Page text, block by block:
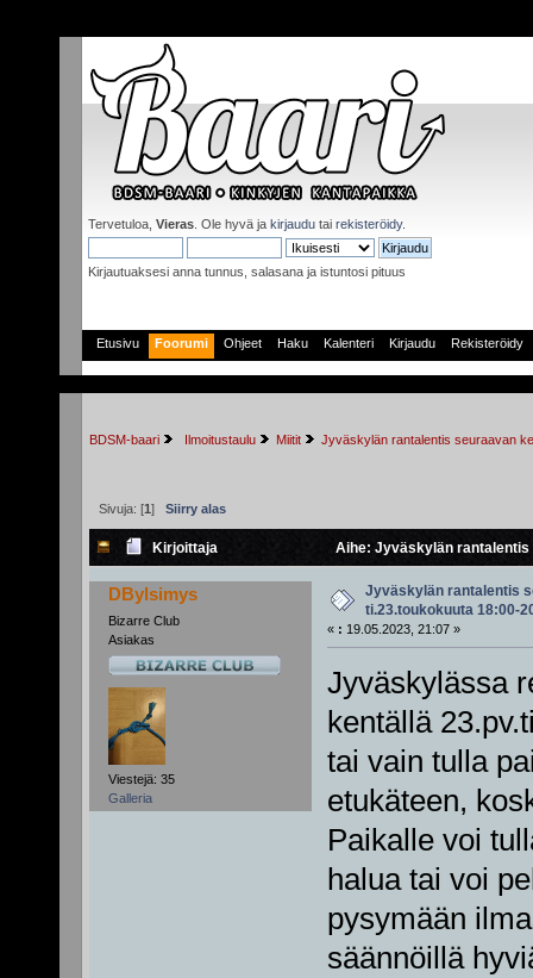
Tervetuloa, Vieras . Ole hyvä ja kirjaudu tai rekisteröidy.
Kirjautuaksesi anna tunnus, salasana ja istuntosi pituus
Etusivu Foorumi Ohjeet Haku Kalenteri Kirjaudu Rekisteröidy
BDSM-baari Ilmoitustaulu Miitit Jyväskylän rantalentis seuraavan
Sivuja: [1] Siirry alas
Kirjoittaja Aihe: Jyväskylän
DBylsimys
Bizarre Club
Asiakas
Viestejä: 35
Galleria
Jyväskylän rantalentis
ti.23.toukokuuta 18:00-
« : 19.05.2023, 21:07 »
Jyväskylässa
kentällä
tai vain tulla
etukäteen,
Paikalle voi
halua tai voi
pysymään
säännöillä